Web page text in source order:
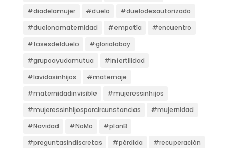
#diadelamujer
#duelo
#duelodesautorizado
#duelonomaternidad
#empatía
#encuentro
#fasesdelduelo
#glorialabay
#grupoayudamutua
#infertilidad
#lavidasinhijos
#maternaje
#maternidadinvisible
#mujeressinhijos
#mujeressinhijosporcircunstancias
#mujernidad
#Navidad
#NoMo
#planB
#preguntasindiscretas
#pérdida
#recuperación